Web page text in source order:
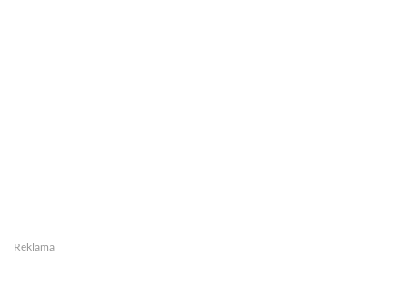
Reklama